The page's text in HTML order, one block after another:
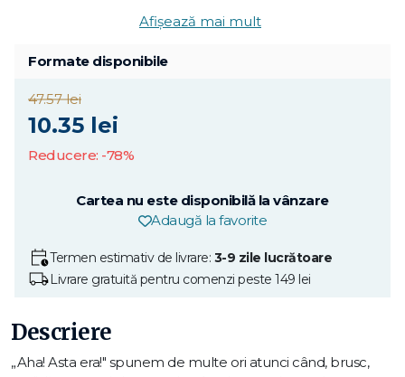
Afișează mai mult
Formate disponibile
47.57 lei
10.35 lei
Reducere: -78%
Cartea nu este disponibilă la vânzare
Adaugă la favorite
Termen estimativ de livrare: 3-9 zile lucrătoare
Livrare gratuită pentru comenzi peste 149 lei
Descriere
„Aha! Asta era!" spunem de multe ori atunci când, brusc,